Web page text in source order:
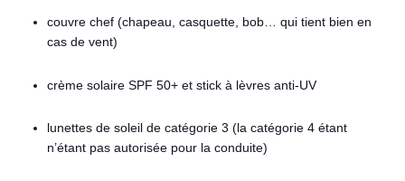
couvre chef (chapeau, casquette, bob… qui tient bien en
cas de vent)
crème solaire SPF 50+ et stick à lèvres anti-UV
lunettes de soleil de catégorie 3 (la catégorie 4 étant
n’étant pas autorisée pour la conduite)